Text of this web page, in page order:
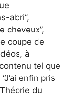
abri”,
cheveux”,
coupe de
à
tel que
enfin pris
du